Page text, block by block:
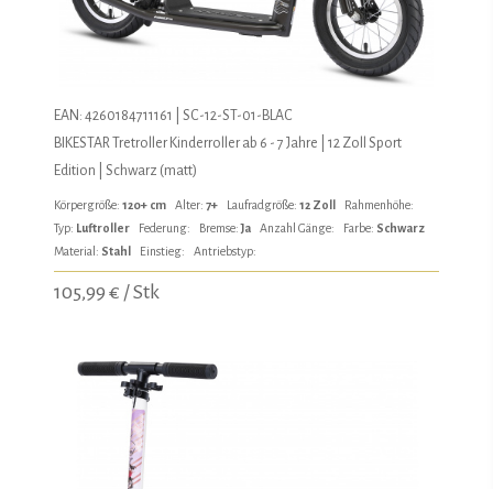
EAN: 4260184711161 | SC-12-ST-01-BLAC
BIKESTAR Tretroller Kinderroller ab 6 - 7 Jahre | 12 Zoll Sport
Edition | Schwarz (matt)
Körpergröße: 120+ cm Alter: 7+ Laufradgröße: 12 Zoll
Rahmenhöhe:
Typ: Luftroller Federung: Bremse:Ja Anzahl Gänge: Farbe: Schwarz
Material: Stahl Einstieg: Antriebstyp:
105,99 € / Stk